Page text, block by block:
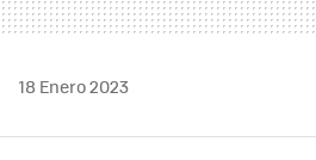
18 Enero 2023